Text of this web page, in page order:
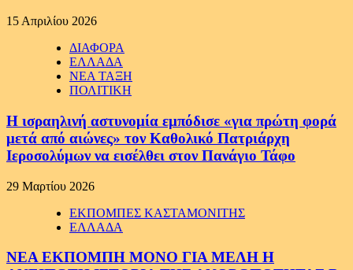
15 Απριλίου 2026
ΔΙΑΦΟΡΑ
ΕΛΛΑΔΑ
ΝΕΑ ΤΑΞΗ
ΠΟΛΙΤΙΚΗ
Η ισραηλινή αστυνομία εμπόδισε «για πρώτη φορά
μετά από αιώνες» τον Καθολικό Πατριάρχη
Ιεροσολύμων να εισέλθει στον Πανάγιο Τάφο
29 Μαρτίου 2026
ΕΚΠΟΜΠΕΣ ΚΑΣΤΑΜΟΝΙΤΗΣ
ΕΛΛΑΔΑ
ΝΕΑ ΕΚΠΟΜΠΗ ΜΟΝΟ ΓΙΑ ΜΕΛΗ Η